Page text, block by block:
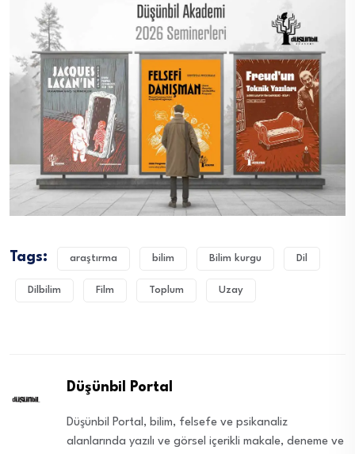
Tags: araştırma bilim Bilim kurgu Dil
Dilbilim Film Toplum Uzay
Düşünbil Portal
Düşünbil Portal, bilim, felsefe ve psikanaliz
alanlarında yazılı ve görsel içerikli makale, deneme ve